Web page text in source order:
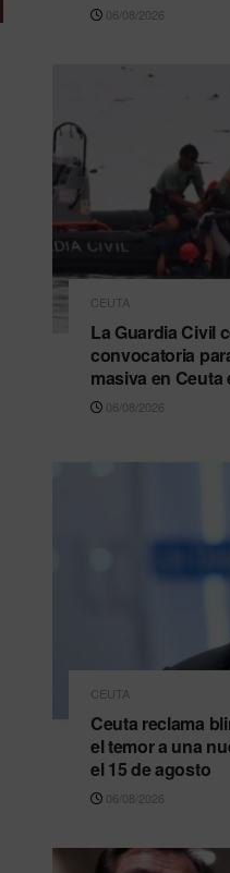
06/08/2026
CEUTA
La Guardia Civil
convocatoria
masiva en Ceuta
06/08/2026
CEUTA
Ceuta reclama
el temor a una
el 15 de agosto
06/08/2026